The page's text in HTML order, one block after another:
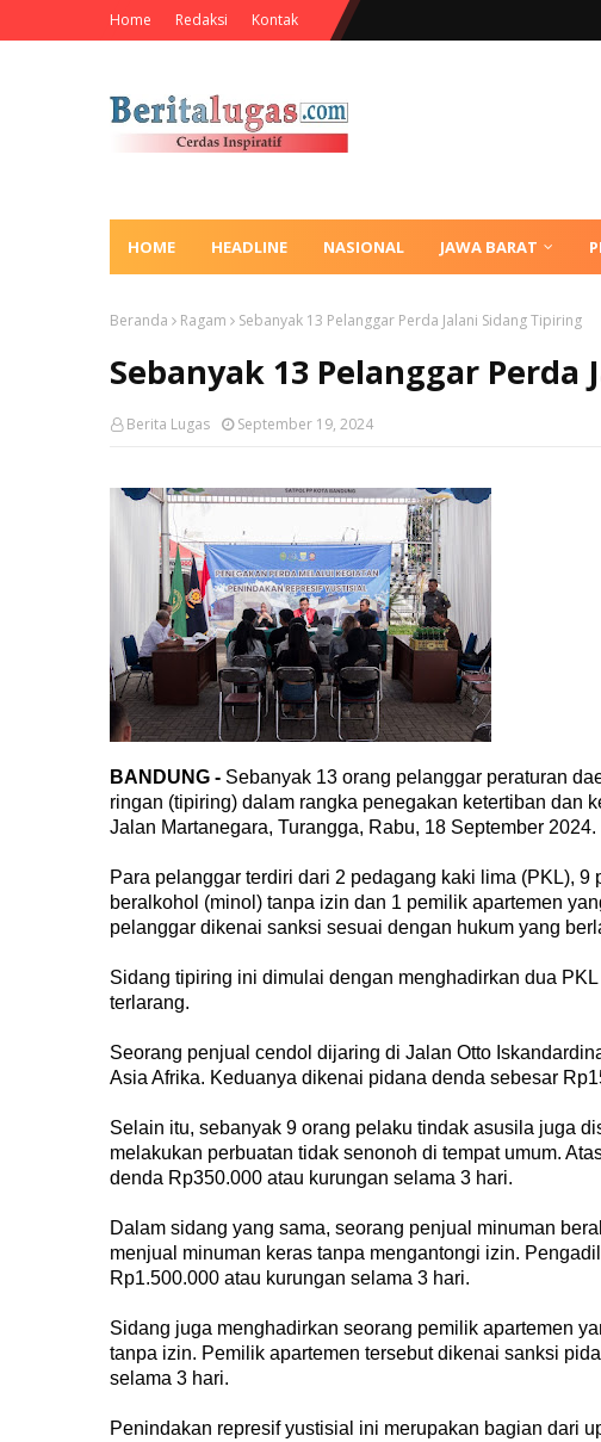
Home Redaksi Kontak
HOME HEADLINE NASIONAL JAWA BARAT
Beranda Ragam Sebanyak 13 Pelanggar Perda Jalani Sidang Tipiring
Sebanyak 13 Pelanggar
Berita Lugas September 19, 2024
BANDUNG - Sebanyak 13 orang pelanggar peraturan
ringan (tipiring) dalam rangka penegakan ketertiban dan
Jalan Martanegara, Turangga, Rabu, 18 September 2024.
Para pelanggar terdiri dari 2 pedagang kaki lima (PKL),
beralkohol (minol) tanpa izin dan 1 pemilik apartemen
pelanggar dikenai sanksi sesuai dengan hukum yang
Sidang tipiring ini dimulai dengan menghadirkan dua
terlarang.
Seorang penjual cendol dijaring di Jalan Otto
Asia Afrika. Keduanya dikenai pidana denda sebesar
Selain itu, sebanyak 9 orang pelaku tindak asusila juga
melakukan perbuatan tidak senonoh di tempat umum.
denda Rp350.000 atau kurungan selama 3 hari.
Dalam sidang yang sama, seorang penjual minuman
menjual minuman keras tanpa mengantongi izin.
Rp1.500.000 atau kurungan selama 3 hari.
Sidang juga menghadirkan seorang pemilik apartemen
tanpa izin. Pemilik apartemen tersebut dikenai sanksi
selama 3 hari.
Penindakan represif yustisial ini merupakan bagian dari